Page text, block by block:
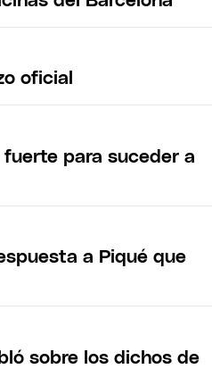
oficial
para suceder a
a Piqué que
sobre los dichos de